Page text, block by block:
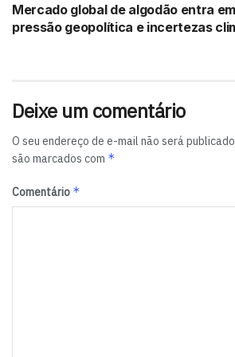
ainda que improvável, analisou a
anticoncorrencial em função da
forma adequada tais preocupações”,
conselheiro relator.
Mercado global de algodão entra
pressão geopolítica e incertezas
Deixe um comentário
O seu endereço de e-mail não será
são marcados com *
Comentário *